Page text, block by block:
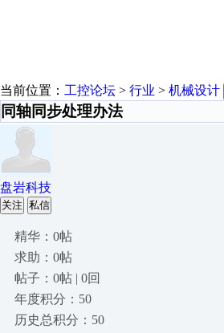
当前位置： 工控论坛 > 行业 > 机械设计
同轴同步处理办法
盘岩科技
关注 私信
精华：0帖
求助：0帖
帖子：0帖 | 0回
年度积分：50
历史总积分：50